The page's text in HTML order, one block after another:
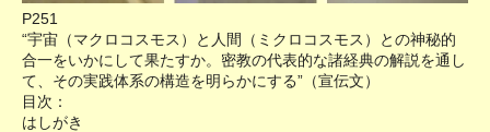
P251
“宇宙（マクロコスモス）と人間（ミクロコスモス）との神秘的
合一をいかにして果たすか。密教の代表的な諸経典の解説を通し
て、その実践体系の構造を明らかにする”（宣伝文）
目次：
はしがき